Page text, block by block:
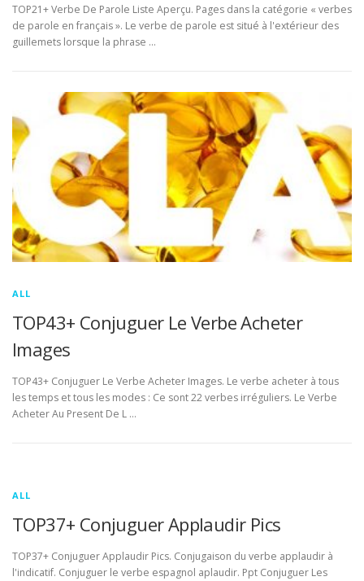
TOP21+ Verbe De Parole Liste Aperçu. Pages dans la catégorie « verbes
de parole en français ». Le verbe de parole est situé à l'extérieur des
guillemets lorsque la phrase …
ALL
TOP43+ Conjuguer Le Verbe Acheter
Images
TOP43+ Conjuguer Le Verbe Acheter Images. Le verbe acheter à tous
les temps et tous les modes : Ce sont 22 verbes irréguliers. Le Verbe
Acheter Au Present De L …
ALL
TOP37+ Conjuguer Applaudir Pics
TOP37+ Conjuguer Applaudir Pics. Conjugaison du verbe applaudir à
l'indicatif. Conjuguer le verbe espagnol aplaudir. Ppt Conjuguer Les